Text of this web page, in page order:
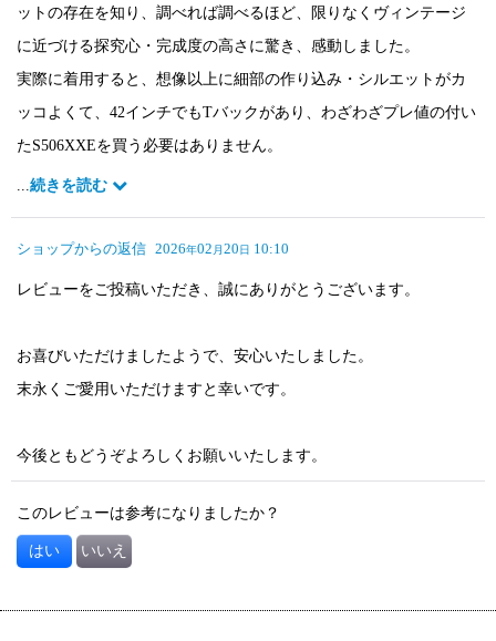
ットの存在を知り、調べれば調べるほど、限りなくヴィンテージ
に近づける探究心・完成度の高さに驚き、感動しました。
実際に着用すると、想像以上に細部の作り込み・シルエットがカ
ッコよくて、42インチでもTバックがあり、わざわざプレ値の付い
たS506XXEを買う必要はありません。
このNEW S40sは一生物です。
続きを読む
ショップからの返信 2026年02 月20日 10:10
レビューをご投稿いただき、誠にありがとうございます。
お喜びいただけましたようで、安心いたしました。
末永くご愛用いただけますと幸いです。
今後ともどうぞよろしくお願いいたします。
このレビューは参考になりましたか？
はい いいえ